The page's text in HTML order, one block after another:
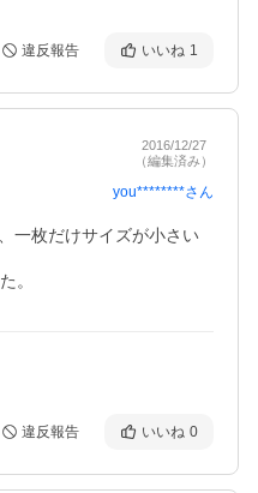
違反報告 いいね 1
2016/12/27
（編集済み）
you********さん
一枚だけサイズが小さい
。
違反報告 いいね 0